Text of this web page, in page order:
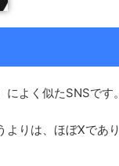
よく似たSNSです。
りは、ほぼXであ